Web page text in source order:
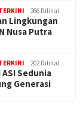
266 Dilihat
Lingkungan
Nusa Putra
202 Dilihat
Sedunia
Generasi